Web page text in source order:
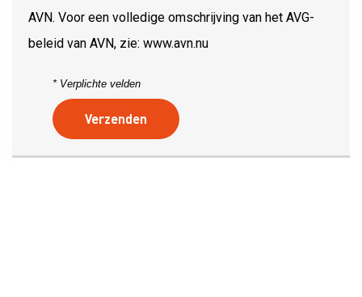
AVN. Voor een volledige omschrijving van het AVG-
beleid van AVN, zie: www.avn.nu
* Verplichte velden